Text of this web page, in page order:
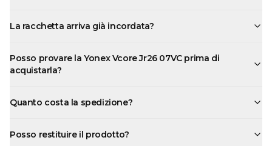
La racchetta arriva già incordata?
Posso provare la Yonex Vcore Jr26 07VC prima di
acquistarla?
Quanto costa la spedizione?
Posso restituire il prodotto?